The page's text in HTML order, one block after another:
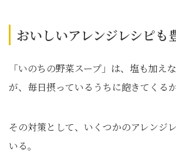
おいしいアレンジレシピも
「いのちの野菜スープ」は、塩も加え
が、毎日摂っているうちに飽きてくる
その対策として、いくつかのアレンジ
いる。